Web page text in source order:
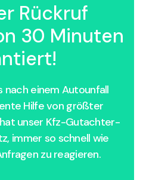
Rückruf
30 Minuten
nach einem Autounfall
Hilfe von größter
unser Kfz-Gutachter-
immer so schnell wie
zu reagieren.